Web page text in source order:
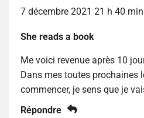
7 décembre 2021 21 h 40 min
She reads a book
Me voici revenue après 10
Dans mes toutes prochaines
commencer, je sens que je
Répondre